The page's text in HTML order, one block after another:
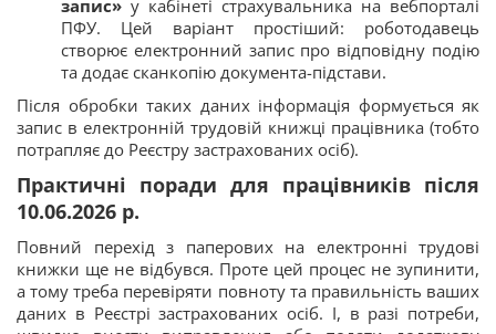
запис» у кабінеті страхувальника на вебпорталі
ПФУ. Цей варіант простіший: роботодавець
створює електронний запис про відповідну подію
та додає сканкопію документа-підстави.
Після обробки таких даних інформація формується як
запис в електронній трудовій книжці працівника (тобто
потрапляє до Реєстру застрахованих осіб).
Практичні поради для працівників після
10.06.2026 р.
Повний перехід з паперових на електронні трудові
книжки ще не відбувся. Проте цей процес не зупинити,
а тому треба перевіряти повноту та правильність ваших
даних в Реєстрі застрахованих осіб. І, в разі потреби,